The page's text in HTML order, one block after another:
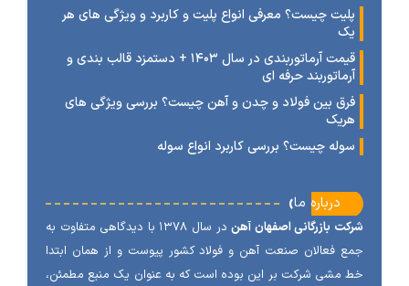
چیست؟ معرفی انواع پلیت و کاربرد و ویژگی های هر
قیمت آرماتوربندی در سال ۱۴۰۳ + دستمزد قالب بندی و
حرفه ای
بین فولاد و چدن و آهن چیست؟ بررسی ویژگی های
چیست؟ بررسی کاربرد انواع سوله
درباره ما
بازرگانی اصفهان آهن
در سال ۱۳۷۸ با دیدگاهی متفاوت به
فعالان صنعت آهن و فولاد کشور پیوست و از همان ابتدا
مشی شرکت بر این بوده است که به عنوان یک منبع مطمئن،